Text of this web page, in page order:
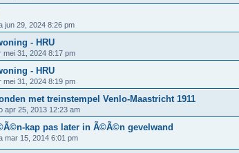
jun 29, 2024 8:26 pm
- HRU
mei 31, 2024 8:17 pm
- HRU
mei 31, 2024 8:19 pm
met treinstempel Venlo-Maastricht 1911
apr 25, 2013 12:23 am
kap pas later in Ã©Ã©n gevelwand
mar 15, 2014 6:01 pm